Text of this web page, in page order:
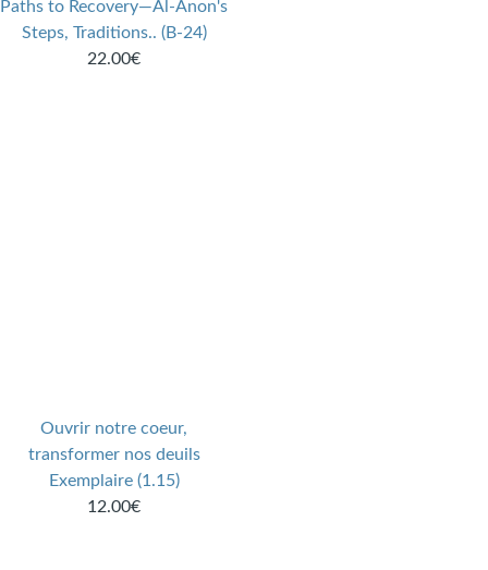
Paths to Recovery—Al-Anon's
Steps, Traditions.. (B-24)
22.00€
Ouvrir notre coeur,
transformer nos deuils
Exemplaire (1.15)
12.00€